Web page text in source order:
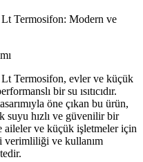
Termosifon: Modern ve
Termosifon, evler ve küçük
bir su ısıtıcıdır.
öne çıkan bu ürün,
suyu hızlı ve güvenilir bir
aileler ve küçük işletmeler için
verimliliği ve kullanım